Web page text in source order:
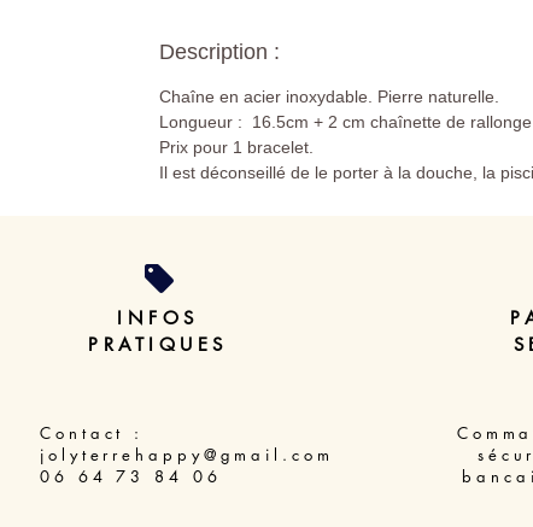
Description :
Chaîne en acier inoxydable. Pierre naturelle.
Longueur : 16.5cm + 2 cm chaînette de rallonge
Prix pour 1 bracelet.
Il est déconseillé de le porter à la douche, la
INFOS
PRATIQUES
Contact :
jolyterrehappy@gmail.com
06 64 73 84 06